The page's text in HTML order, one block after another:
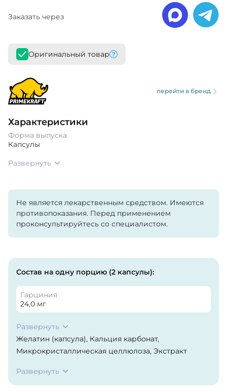
Заказать через
Оригинальный товар
перейти в бренд
Характеристики
Форма выпуска
Капсулы
Развернуть
Не является лекарственным средством. Имеются
противопоказания. Перед применением
проконсультируйтесь со специалистом.
Состав на одну порцию (2 капсулы):
Гарциния
24,0 мг
Развернуть
Желатин (капсула), Кальция карбонат,
Микрокристаллическая целлюлоза, Экстракт
(аскорбиноваякислота), Магния цитрат, Цинка
лактат, Экстракт гарцинии камбоджийской,
Развернуть